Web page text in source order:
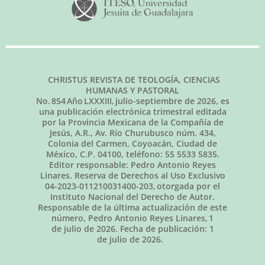
CHRISTUS REVISTA DE TEOLOGÍA, CIENCIAS
HUMANAS Y PASTORAL
No.854Año LXXXIII, julio-septiembre de 2026, es
una publicación electrónica trimestral editada
por la Provincia Mexicana de la Compañía de
Jesús, A.R., Av. Río Churubusco núm. 434,
Colonia del Carmen, Coyoacán, Ciudad de
México, C.P. 04100, teléfono: 55 5533 5835.
Editor responsable: Pedro Antonio Reyes
Linares. Reserva de Derechos al Uso Exclusivo
04-2023-011210031400-203, otorgada por el
Instituto Nacional del Derecho de Autor.
Responsable de la última actualización de este
número, Pedro Antonio Reyes Linares, 1
de julio de 2026. Fecha de publicación: 1
de julio de 2026.